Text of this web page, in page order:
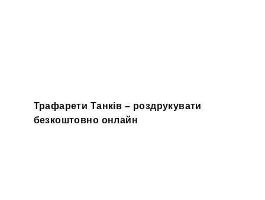
Трафарети Танків – роздрукувати
безкоштовно онлайн